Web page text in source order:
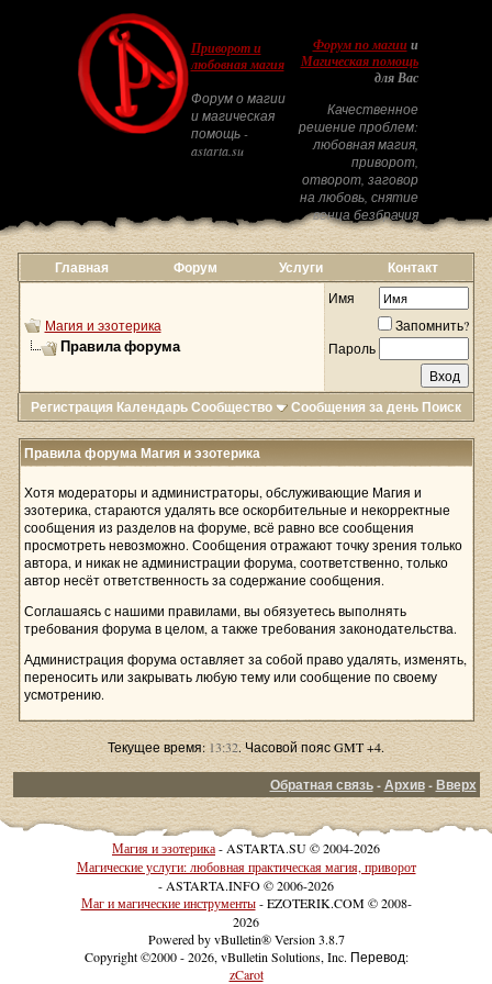
Приворот и
любовная магия
Форум о магии
и магическая
помощь -
astarta.su
Форум по магиии
Магическая помощь
для Вас
Качественное
решение проблем:
любовная магия,
приворот,
отворот, заговор
на любовь, снятие
венца безбрачия
Главная Форум Услуги Контакт
Магия и эзотерика
Правила форума
Имя
Запомнить?
Пароль
Регистрация КалендарьСообщество Сообщения за день Поиск
Правила форума Магия и эзотерика
Хотя модераторы и администраторы, обслуживающие Магия и
эзотерика, стараются удалять все оскорбительные и некорректные
сообщения из разделов на форуме, всё равно все сообщения
просмотреть невозможно. Сообщения отражают точку зрения только
автора, и никак не администрации форума, соответственно, только
автор несёт ответственность за содержание сообщения.
Соглашаясь с нашими правилами, вы обязуетесь выполнять
требования форума в целом, а также требования законодательства.
Администрация форума оставляет за собой право удалять, изменять,
переносить или закрывать любую тему или сообщение по своему
усмотрению.
Текущее время:13:32. Часовой пояс GMT +4.
Обратная связь-Архив-Вверх
Магия и эзотерика- ASTARTA.SU © 2004-2026
Магические услуги: любовная практическая магия, приворот
- ASTARTA.INFO © 2006-2026
Маг и магические инструменты- EZOTERIK.COM © 2008-
2026
Powered by vBulletin® Version 3.8.7
Copyright ©2000 - 2026, vBulletin Solutions, Inc. Перевод:
zCarot